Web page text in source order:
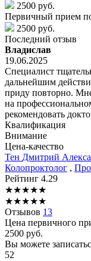
2500 руб.
Первичный прием
2500 руб.
Последний отзыв
Владислав
19.06.2025
Специалист
дальнейшим
приду повторно.
на
рекомендовать
Квалификация
Внимание
Цена-качество
Тен Дмитрий
Колопроктолог ,
Рейтинг 4.29
★★★★★
★★★★★
Отзывов 13
Цена первичного
2500 руб.
Вы можете
52